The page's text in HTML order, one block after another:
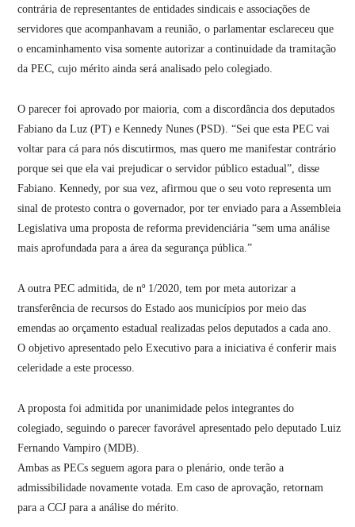
contrária de representantes de entidades sindicais e associações de
servidores que acompanhavam a reunião, o parlamentar esclareceu que
o encaminhamento visa somente autorizar a continuidade da tramitação
da PEC, cujo mérito ainda será analisado pelo colegiado.
O parecer foi aprovado por maioria, com a discordância dos deputados
Fabiano da Luz (PT) e Kennedy Nunes (PSD). “Sei que esta PEC vai
voltar para cá para nós discutirmos, mas quero me manifestar contrário
porque sei que ela vai prejudicar o servidor público estadual”, disse
Fabiano. Kennedy, por sua vez, afirmou que o seu voto representa um
sinal de protesto contra o governador, por ter enviado para a Assembleia
Legislativa uma proposta de reforma previdenciária “sem uma análise
mais aprofundada para a área da segurança pública.”
A outra PEC admitida, de nº 1/2020, tem por meta autorizar a
transferência de recursos do Estado aos municípios por meio das
emendas ao orçamento estadual realizadas pelos deputados a cada ano.
O objetivo apresentado pelo Executivo para a iniciativa é conferir mais
celeridade a este processo.
A proposta foi admitida por unanimidade pelos integrantes do
colegiado, seguindo o parecer favorável apresentado pelo deputado Luiz
Fernando Vampiro (MDB).
Ambas as PECs seguem agora para o plenário, onde terão a
admissibilidade novamente votada. Em caso de aprovação, retornam
para a CCJ para a análise do mérito.